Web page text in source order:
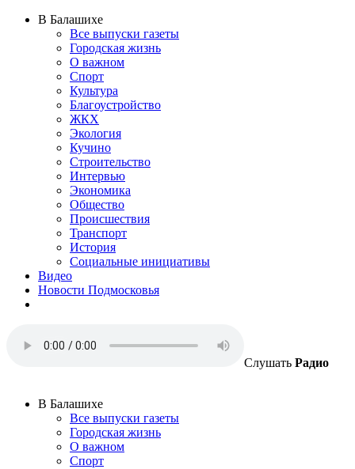
В Балашихе
Все выпуски газеты
Городская жизнь
О важном
Спорт
Культура
Благоустройство
ЖКХ
Экология
Кучино
Строительство
Интервью
Экономика
Общество
Происшествия
Транспорт
История
Социальные инициативы
Видео
Новости Подмосковья
Слушать Радио
В Балашихе
Все выпуски газеты
Городская жизнь
О важном
Спорт